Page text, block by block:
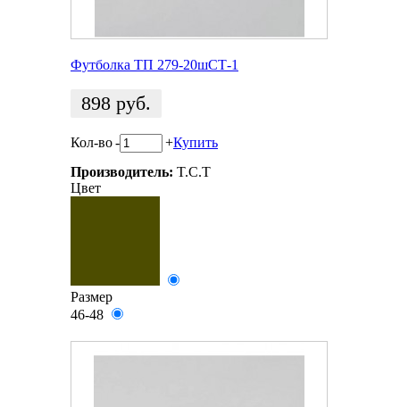
Футболка ТП 279-20шСТ-1
898 руб.
Кол-во- +Купить
Производитель: T.C.T
Цвет
Размер
46-48